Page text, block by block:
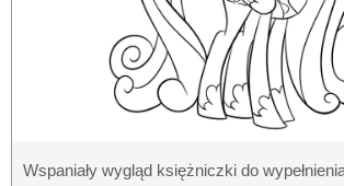
Wspaniały wygląd księżniczki do